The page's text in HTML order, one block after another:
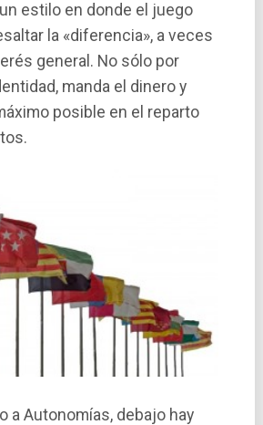
estilo en donde el juego
la «diferencia», a veces
general. No sólo por
manda el dinero y
posible en el reparto
a Autonomí­as, debajo hay